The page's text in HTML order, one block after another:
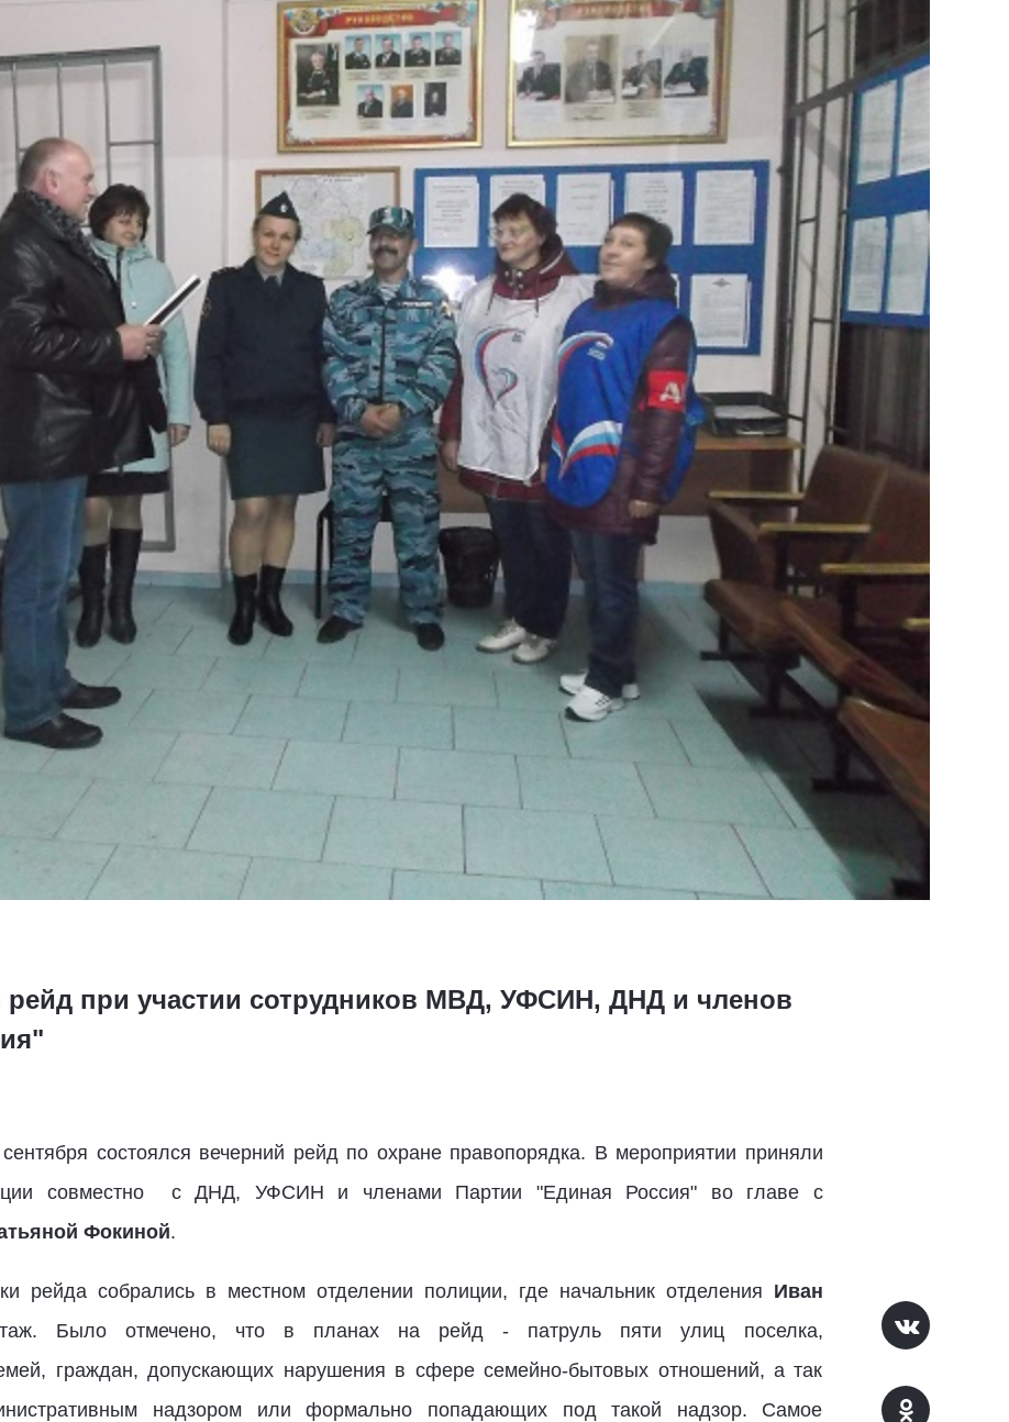
при участии сотрудников МВД, УФСИН, ДНД и членов
состоялся вечерний рейд по охране правопорядка. В мероприятии приняли
совместно с ДНД, УФСИН и членами Партии "Единая Россия" во главе с
Фокиной.
рейда собрались в местном отделении полиции, где начальник отделения Иван
Было отмечено, что в планах на рейд - патруль пяти улиц поселка,
граждан, допускающих нарушения в сфере семейно-бытовых отношений, а так
надзором или формально попадающих под такой надзор. Самое